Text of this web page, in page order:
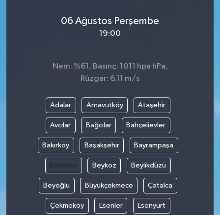
06 Ağustos Perşembe
19:00
Nem: %61, Basınç: 1011 hpa hPa,
Rüzgar: 6.11 m/s
Adalar Arnavutköy Ataşehir
Avcılar Bağcılar Bahçelievler
Bakırköy Başakşehir Bayrampaşa
Beşiktaş Beykoz Beylikdüzü
Beyoğlu Büyükçekmece Çatalca
Çekmeköy Esenler Esenyurt